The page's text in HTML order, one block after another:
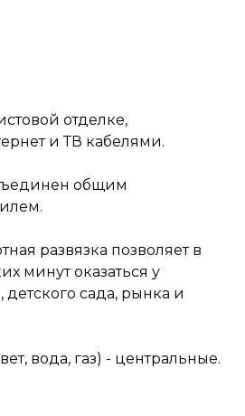
отделке,
и ТВ кабелями.
общим
развязка позволяет в
минут оказаться у
сада, рынка и
вода, газ) - центральные.